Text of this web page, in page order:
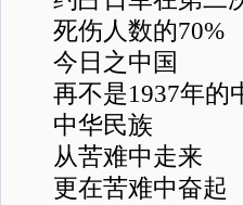
死伤人数的70%
今日之中国
再不是1937年的
中华民族
从苦难中走来
更在苦难中奋起